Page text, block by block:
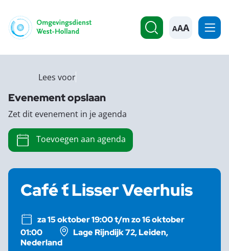
A
Café ´t Lisser Veerhuis
za 15 oktober 19:00 t/m zo 16 oktober
01:00
Lage Rijndijk 72, Leiden,
Nederland
Lees voor
Evenement opslaan
Zet dit evenement in je agenda
Toevoegen aan agenda